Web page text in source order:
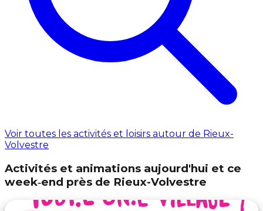
Voir toutes les activités et loisirs autour de Rieux-
Volvestre
Activités et animations aujourd'hui et ce
week‑end près de Rieux-Volvestre